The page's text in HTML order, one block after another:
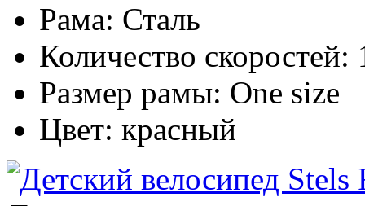
Рама: Сталь
Количество скоростей:
Размер рамы: One size
Цвет: красный